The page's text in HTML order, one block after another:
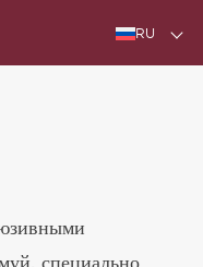
RU
специально